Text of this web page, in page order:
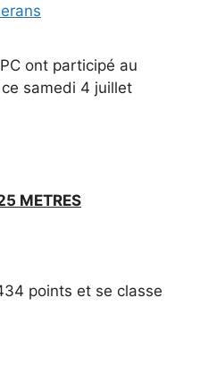
ont participé au
samedi 4 juillet
METRES
points et se classe